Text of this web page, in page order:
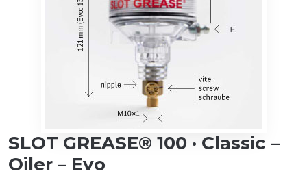
SLOT GREASE® 100 · Classic –
Oiler – Evo